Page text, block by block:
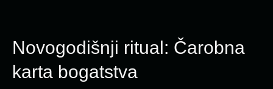
Novogodišnji ritual: Čarobna
karta bogatstva